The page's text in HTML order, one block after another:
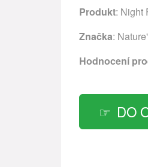
Produkt: Night
Značka:
Hodnocení
DO